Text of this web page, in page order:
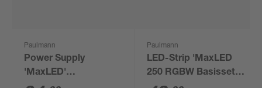
Paulmann
Power Supply
'MaxLED'
Paulmann
LED-Strip 'MaxLED
250 RGBW Basisset'